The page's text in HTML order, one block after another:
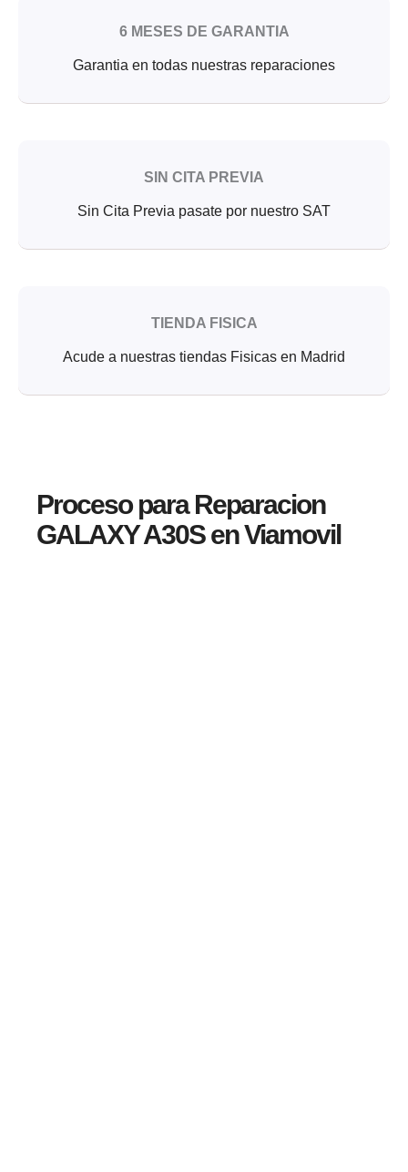
6 MESES DE GARANTIA
Garantia en todas nuestras reparaciones
SIN CITA PREVIA
Sin Cita Previa pasate por nuestro SAT
TIENDA FISICA
Acude a nuestras tiendas Fisicas en Madrid
Proceso para Reparacion
GALAXY A30S en Viamovil